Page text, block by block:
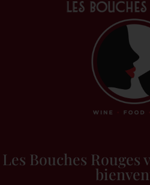
Les Bouches Rouges